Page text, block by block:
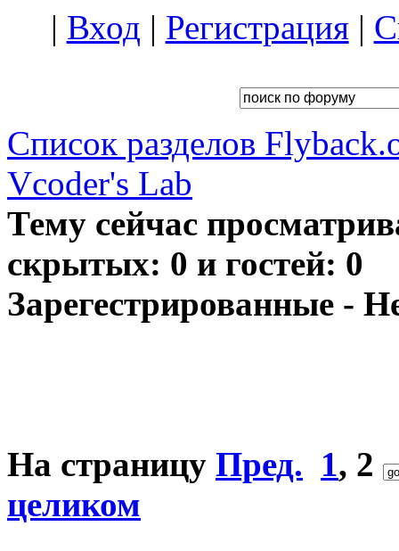
| Вход | Регистрация|
Список разделов
Vcoder's Lab
Тему сейчас
скрытых: 0 и гостей: 0
Зарегестрированные -
На страницу Пред. 1, 2
целиком